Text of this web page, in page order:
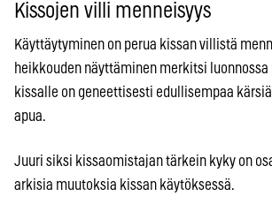
Kissojen villi menneisyys
Käyttäytyminen on perua kissan villistä
heikkouden näyttäminen merkitsi
kissalle on geneettisesti edullisempaa
apua.
Juuri siksi kissa­omistajan tärkein kyky on
arkisia muutoksia kissan käytöksessä.